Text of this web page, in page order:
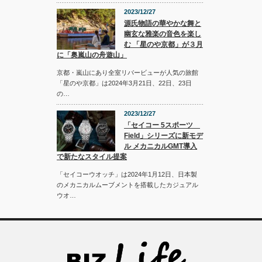
2023/12/27
源氏物語の華やかな舞と
幽玄な雅楽の音色を楽し
む 「星のや京都」が３月
に「奥嵐山の舟遊山」
京都・嵐山にあり全室リバービューが人気の旅館
「星のや京都」は2024年3月21日、22日、23日
の…
2023/12/27
「セイコー 5スポーツ
Field」シリーズに新モデ
ル メカニカルGMT導入
で新たなスタイル提案
「セイコーウオッチ」は2024年1月12日、日本製
のメカニカルムーブメントを搭載したカジュアル
ウオ…